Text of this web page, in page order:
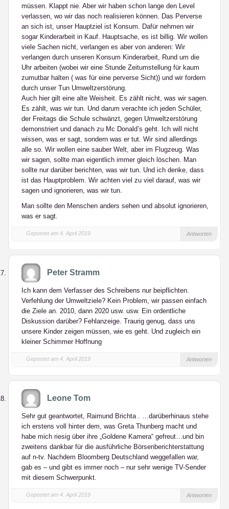
müssen. Klappt nie. Aber wir haben schon lange den Level
verlassen, wo wir das noch realisieren können. Das Perverse
an sich ist, unser Hauptziel ist Konsum. Dafür nehmen wir
sogar Kinderarbeit in Kauf. Hauptsache, es ist billig. Wir wollen
viele Sachen nicht, verlangen es aber von anderen: Wir
verlangen durch unseren Konsum Kinderarbeit, Rund um die
Uhr arbeiten (wobei wir eine Stunde Zeitumstellung für kaum
zumutbar halten ( was für eine perverse Sicht)) und wir fordern
durch unser Tun Umweltzerstörung.
Auch hier gilt eine alte Weisheit. Es zählt nicht, was wir sagen.
Es zählt, was wir tun. Und darum verachte ich jeden Schüler,
der Freitags die Schule schwänzt, gegen Umweltzerstörung
demonstriert und danach zu Mc Donald’s geht. Ich will nicht
wissen, was er sagt, sondern was er tut. Wir sind allerdings
alle so. Wir wollen eine sauber Welt, aber im Flugzeug. Was
wir sagen, sollte man eigentlich immer gleich löschen. Man
sollte nur darüber berichten, was wir tun. Und ich denke, dass
ist das Hauptproblem. Wir achten viel zu viel darauf, was wir
sagen und ignorieren, was wir tun.
Man sollte den Menschen anders sehen und absolut ignorieren,
was er sagt.
Gepostet am 4. April 2019 Antworten
Peter Stramm
Ich kann dem Verfasser des Schreibens nur beipflichten.
Verfehlung der Umweltziele? Kein Problem, wir passen einfach
die Ziele an. 2010, dann 2020 usw. usw. Ein ordentliche
Diskussion darüber? Fehlanzeige. Traurig genug, dass uns
unsere Kinder zeigen müssen, wie es geht. Und zugleich ein
kleiner Schimmer Hoffnung
Gepostet am 4. April 2019 Antworten
Leone Tom
Sehr gut geantwortet, Raimund Brichta . …darüberhinaus stehe
ich erstens voll hinter dem, was Greta Thunberg macht und
habe mich riesig über ihre „Goldene Kamera“ gefreut…und bin
zweitens dankbar für die ausführliche Börsenberichterstattung
auf n-tv. Nachdem Bloomberg Deutschland weggefallen war,
gab es – und gibt es immer noch – nur sehr wenige TV-Sender
mit diesem Schwerpunkt.
Gepostet am 4. April 2019 Antworten